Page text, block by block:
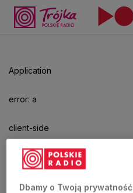
Application
error: a
client-side
exception
has
aby
odtwarzać.
Dbamy o Twoją prywatność